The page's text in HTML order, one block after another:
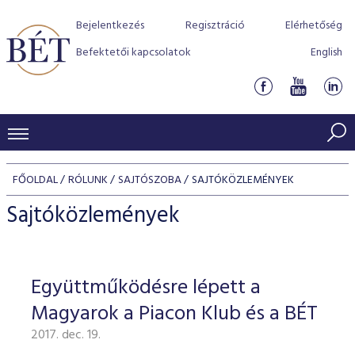
Bejelentkezés Regisztráció
Elérhetőség
Befektetői kapcsolatok
English
KERESKEDÉSI ADATOK
INDEXEK
Jelzáloglevél indexek
Vállalati kötvény indexek
Azonnali Piac
Részvények
Származékos piac
BEFEKTETŐK
Részvény szekció
Hitelpapír szekció
BÉT szabályzatok
Befektetővédelem
Alkalmazott díjstruktúra
Elszámolás
Részvény és vállalati kötvény tőzsdei bevezetését
program
BÉT Xtend - Részvénypiac egyszerűen
TŐZSDETAGOK
Tőzsdetagok, üzletkötők
VENDOROK
FŐOLDAL RÓLUNK SAJTÓSZOBA SAJTÓKÖZLEMÉNYEK
Sajtóközlemények
Együttműködésre lépett a
Magyarok a Piacon Klub és a BÉT
2017. dec. 19.